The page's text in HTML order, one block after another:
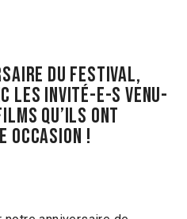
du festival,
les invité-e-s venu-
qu’ils ont
occasion !